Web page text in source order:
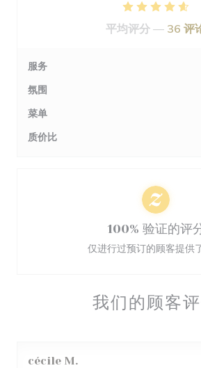
我们的顾客
cécile M
平均评分 — 36 评
服务
氛围
菜单
质价比
100% 验证的评
仅进行过预订的顾客提供